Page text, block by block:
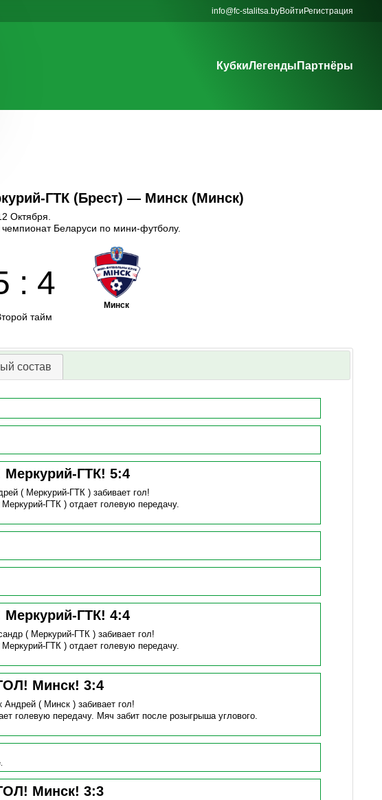
info@fc-stalitsa.byВойти Регистрация
КубкиЛегенды Партнёры
ГТК (Брест) — Минск (Минск)
Октября.
Беларуси по мини-футболу.
: 4
тайм
Минск
состав
Меркурий-ГТК!5:4
( Меркурий-ГТК ) забивает гол!
ГТК )отдает голевую передачу.
Меркурий-ГТК!4:4
( Меркурий-ГТК ) забивает гол!
ГТК )отдает голевую передачу.
Минск! 3:4
Андрей( Минск ) забивает гол!
голевую передачу. Мяч забит после розыгрыша углового.
Минск! 3:3